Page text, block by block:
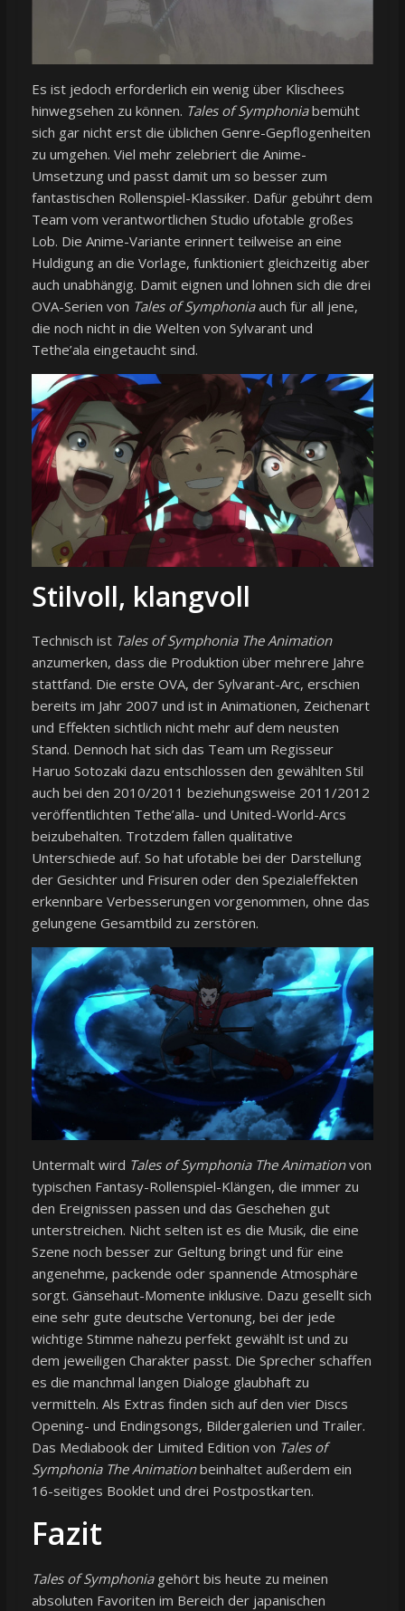
Es ist jedoch erforderlich ein wenig über Klischees
hinwegsehen zu können. Tales of Symphoniabemüht
sich gar nicht erst die üblichen Genre-Gepflogenheiten
zu umgehen. Viel mehr zelebriert die Anime-
Umsetzung und passt damit um so besser zum
fantastischen Rollenspiel-Klassiker. Dafür gebührt dem
Team vom verantwortlichen Studio ufotable großes
Lob. Die Anime-Variante erinnert teilweise an eine
Huldigung an die Vorlage, funktioniert gleichzeitig aber
auch unabhängig. Damit eignen und lohnen sich die drei
OVA-Serien von Tales of Symphoniaauch für all jene,
die noch nicht in die Welten von Sylvarant und
Tethe’ala eingetaucht sind.
Stilvoll, klangvoll
Technisch ist Tales of Symphonia The Animation
anzumerken, dass die Produktion über mehrere Jahre
stattfand. Die erste OVA, der Sylvarant-Arc, erschien
bereits im Jahr 2007 und ist in Animationen, Zeichenart
und Effekten sichtlich nicht mehr auf dem neusten
Stand. Dennoch hat sich das Team um Regisseur
Haruo Sotozaki dazu entschlossen den gewählten Stil
auch bei den 2010/2011 beziehungsweise 2011/2012
veröffentlichten Tethe’alla- und United-World-Arcs
beizubehalten. Trotzdem fallen qualitative
Unterschiede auf. So hat ufotable bei der Darstellung
der Gesichter und Frisuren oder den Spezialeffekten
erkennbare Verbesserungen vorgenommen, ohne das
gelungene Gesamtbild zu zerstören.
Untermalt wird Tales of Symphonia The Animationvon
typischen Fantasy-Rollenspiel-Klängen, die immer zu
den Ereignissen passen und das Geschehen gut
unterstreichen. Nicht selten ist es die Musik, die eine
Szene noch besser zur Geltung bringt und für eine
angenehme, packende oder spannende Atmosphäre
sorgt. Gänsehaut-Momente inklusive. Dazu gesellt sich
eine sehr gute deutsche Vertonung, bei der jede
wichtige Stimme nahezu perfekt gewählt ist und zu
dem jeweiligen Charakter passt. Die Sprecher schaffen
es die manchmal langen Dialoge glaubhaft zu
vermitteln. Als Extras finden sich auf den vier Discs
Opening- und Endingsongs, Bildergalerien und Trailer.
Das Mediabook der Limited Edition von Tales of
Symphonia The Animationbeinhaltet außerdem ein
16-seitiges Booklet und drei Postpostkarten.
Fazit
Tales of Symphoniagehört bis heute zu meinen
absoluten Favoriten im Bereich der japanischen